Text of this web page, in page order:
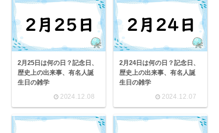
2月25日は何の日？記念日、
歴史上の出来事、有名人誕
生日の雑学
2024.12.08
2月24日は何の日？記念日、
歴史上の出来事、有名人誕
生日の雑学
2024.12.07